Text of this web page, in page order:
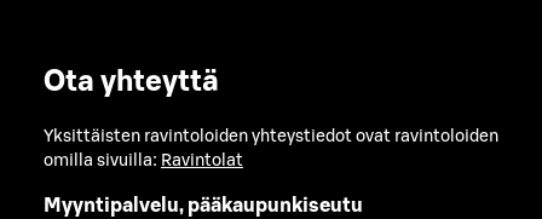
Ota yhteyttä
Yksittäisten ravintoloiden yhteystiedot ovat ravintoloiden
omilla sivuilla: Ravintolat
Myyntipalvelu, pääkaupunkiseutu